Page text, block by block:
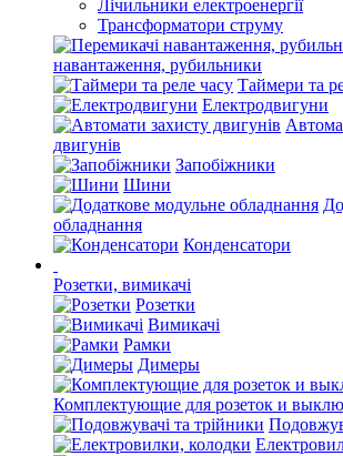
Лічильники електроенергії
Трансформатори струму
навантаження, рубильники
Таймери та
Електродвигуни
двигунів
Запобіжники
Шини
обладнання
Конденсатори
Розетки, вимикачі
Розетки
Вимикачі
Рамки
Димеры
Комплектующие для розеток и